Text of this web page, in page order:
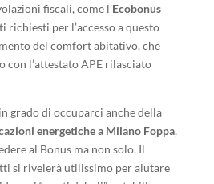
fiscali, come l’Ecobonus
richiesti per l’accesso a questo
del comfort abitativo, che
con l’attestato APE rilasciato
grado di occuparci anche della
energetiche a Milano Foppa,
al Bonus ma non solo. Il
si rivelerà utilissimo per aiutare